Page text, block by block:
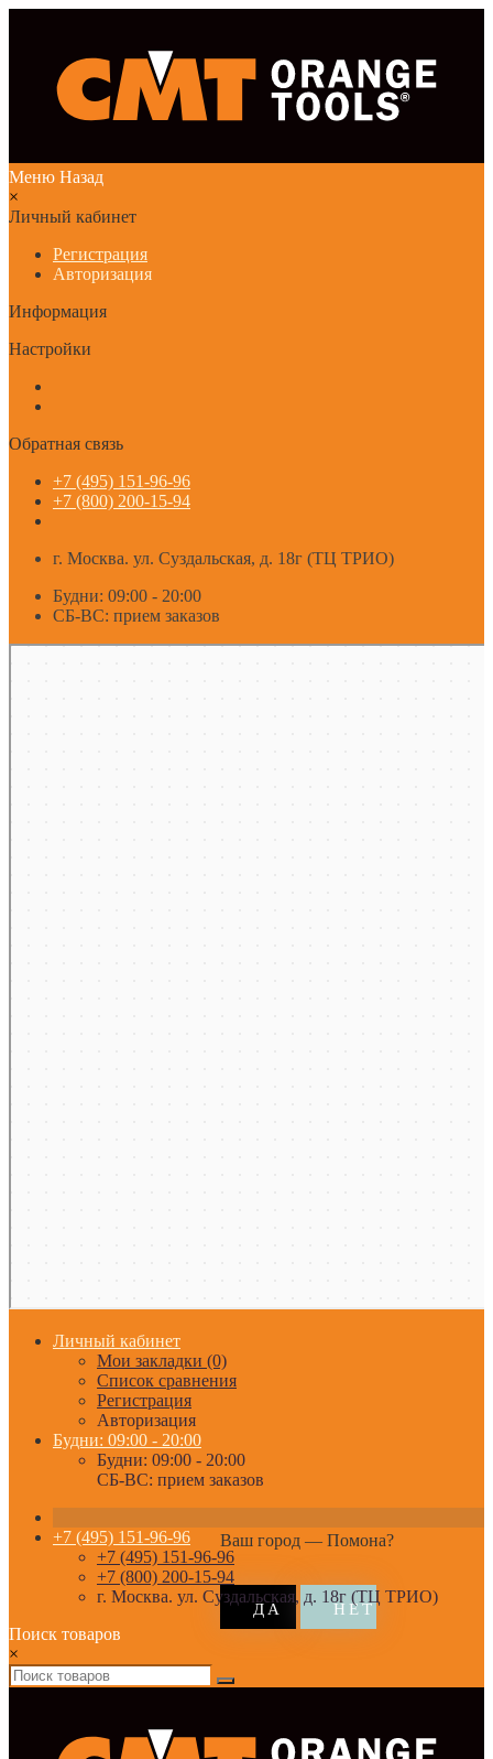
Меню Назад
×
Личный кабинет
Регистрация
Авторизация
Информация
Настройки
Обратная связь
+7 (495) 151-96-96
+7 (800) 200-15-94
г. Москва. ул. Суздальская, д. 18г (ТЦ ТРИО)
Будни: 09:00 - 20:00
СБ-ВС: прием заказов
Личный кабинет
Мои закладки (0)
Список сравнения
Регистрация
Авторизация
Будни: 09:00 - 20:00
Будни: 09:00 - 20:00
СБ-ВС: прием заказов
Ваш город — Помона?
+7 (495) 151-96-96
+7 (495) 151-96-96
+7 (800) 200-15-94
г. Москва. ул. Суздальская, д. 18г (ТЦ ТРИО)
Поиск товаров
×